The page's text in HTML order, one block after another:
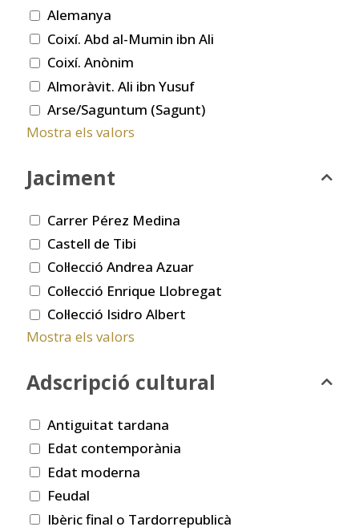
Alemanya
Coixí. Abd al-Mumin ibn Ali
Coixí. Anònim
Almoràvit. Ali ibn Yusuf
Arse/Saguntum (Sagunt)
Mostra els valors
Jaciment
Carrer Pérez Medina
Castell de Tibi
Col·lecció Andrea Azuar
Col·lecció Enrique Llobregat
Col·lecció Isidro Albert
Mostra els valors
Adscripció cultural
Antiguitat tardana
Edat contemporània
Edat moderna
Feudal
Ibèric final o Tardorrepublicà